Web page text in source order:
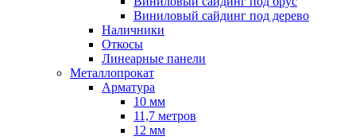
Виниловый сайдинг под дерево
Наличники
Откосы
Линеарные панели
Металлопрокат
Арматура
10 мм
11,7 метров
12 мм